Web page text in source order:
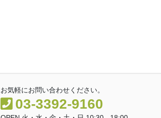
お気軽にお問い合わせください。
03-3392-9160